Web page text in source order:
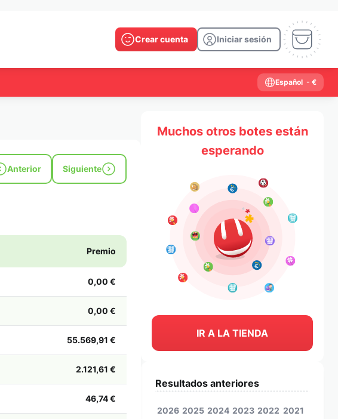
Crear cuenta Iniciar sesión
Español - €
Anterior Siguiente
Premio
0,00 €
0,00 €
55.569,91 €
2.121,61 €
46,74 €
Muchos otros botes están
esperando
IR A LA TIENDA
Resultados anteriores
2026 2025 2024 2023 2022 2021